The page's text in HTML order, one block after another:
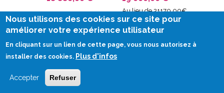
Au lieu de 21170.00€
Nous utilisons des cookies sur ce site pour
améliorer votre expérience utilisateur
En cliquant sur un lien de cette page, vous nous autorisez à
installer des cookies. Plus d'infos
Accepter Refuser